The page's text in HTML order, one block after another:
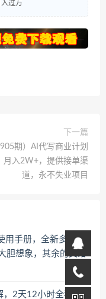
过万
下一篇
期）AI代写商业计划
月入2W+，提供接单渠
道，永不失业项目
用手册，全新多模态
胆想象，其余的交给
，2天12小时全程干